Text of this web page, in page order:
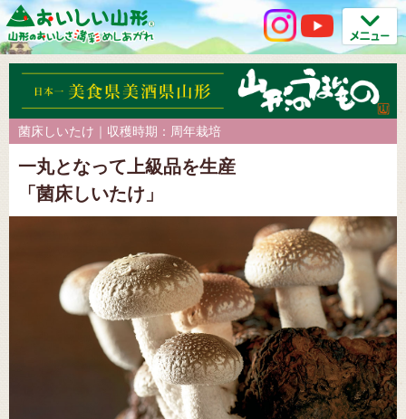
菌床しいたけ｜収穫時期：周年栽培
一丸となって上級品を生産
「菌床しいたけ」